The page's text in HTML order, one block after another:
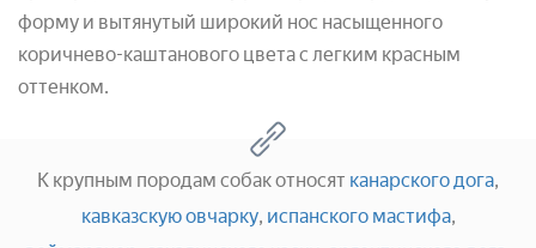
форму и вытянутый широкий нос насыщенного
коричнево-каштанового цвета с легким красным
оттенком.
К крупным породам собак относят канарского дога,
кавказскую овчарку, испанского мастифа,